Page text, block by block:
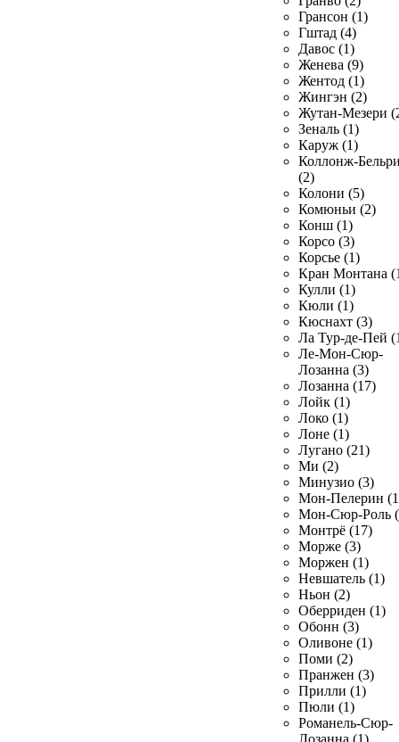
Грансон (1)
Гштад (4)
Давос (1)
Женева (9)
Жентод (1)
Жингэн (2)
Жутан-Мезери
Зеналь (1)
Каруж (1)
Коллонж-
(2)
Колони (5)
Комюньи (2)
Конш (1)
Корсо (3)
Корсье (1)
Кран Монтана
Кулли (1)
Кюли (1)
Кюснахт (3)
Ла Тур-де-Пей
Ле-Мон-Сюр-
Лозанна (3)
Лозанна (17)
Лойк (1)
Локо (1)
Лоне (1)
Лугано (21)
Ми (2)
Минузио (3)
Мон-Пелерин
Мон-Сюр-Роль
Монтрё (17)
Морже (3)
Моржен (1)
Невшатель (1)
Ньон (2)
Оберриден (1)
Обонн (3)
Оливоне (1)
Поми (2)
Пранжен (3)
Прилли (1)
Пюли (1)
Романель-Сюр-
Лозанна (1)